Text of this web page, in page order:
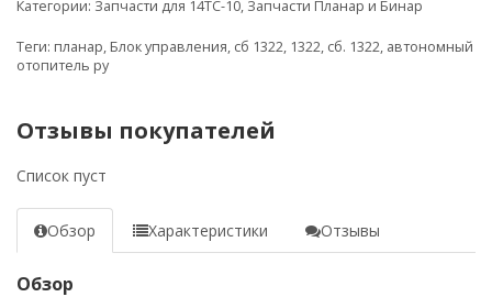
Категории: Запчасти для 14ТС-10, Запчасти Планар и Бинар
Теги: планар, Блок управления, сб 1322, 1322, сб. 1322, автономный
отопитель ру
Отзывы покупателей
Список пуст
Обзор Характеристики Отзывы
Обзор